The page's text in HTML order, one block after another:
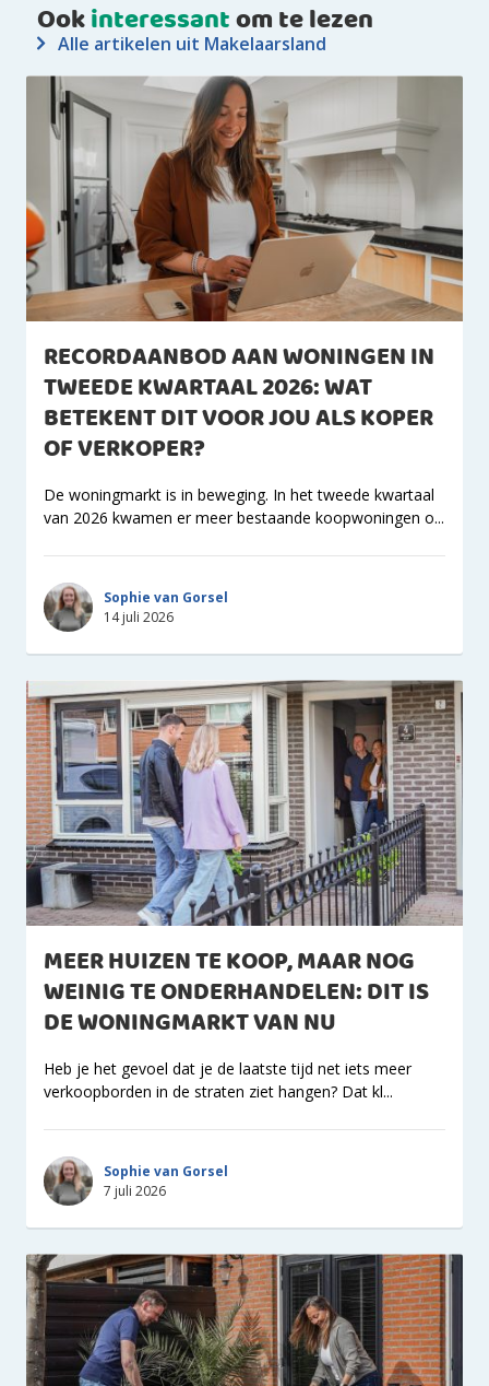
Ookinteressantom te lezen
Alle artikelen uit Makelaarsland
RECORDAANBOD AAN WONINGEN IN
TWEEDE KWARTAAL 2026: WAT
BETEKENT DIT VOOR JOU ALS KOPER
OF VERKOPER?
De woningmarkt is in beweging. In het tweede kwartaal
van 2026 kwamen er meer bestaande koopwoningen o...
Sophie van Gorsel
14 juli 2026
MEER HUIZEN TE KOOP, MAAR NOG
WEINIG TE ONDERHANDELEN: DIT IS
DE WONINGMARKT VAN NU
Heb je het gevoel dat je de laatste tijd net iets meer
verkoopborden in de straten ziet hangen? Dat kl...
Sophie van Gorsel
7 juli 2026